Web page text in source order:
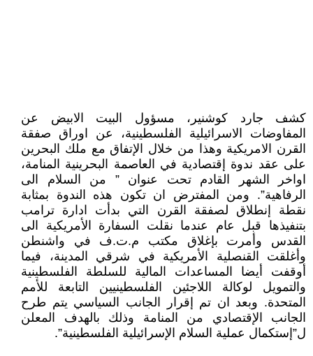
كشف جارد كوشنير، مسؤول البيت الابيض عن
المفاوضات الاسرائيلية الفلسطينية، عن اوراق صفقة
القرن الامريكية وهذا من خلال الإتفاق مع ملك البحرين
على عقد ندوة إقتصادية في العاصمة البحرينية المنامة،
اواخر الشهر القادم تحت عنوان ” من السلام الى
الرفاهية”. ومن المفترض ان تكون هذه الندوة بمثابة
نقطة إنطلاق لصفقة القرن التي بدأت ادارة ترامب
بتنفيذها قبل عام عندما نقلت السفارة الأمريكية الى
القدس وأمرت بإغلاق مكتب م.ت.ف في واشنطن
وأغلقت القنصلية الأمريكية في شرقي المدينة، فيما
أوقفت أيضا المساعدات المالية للسلطة الفلسطينية
والتمويل لوكالة اللاجئين الفلسطينيين التابعة للأمم
المتحدة. وبعد ان تم إقرار الجانب السياسي يتم طرح
الجانب الإقتصادي من المنامة وذلك بالهدف المعلن
ل”إستكمال عملية السلام الإسرائيلية الفلسطينية”.